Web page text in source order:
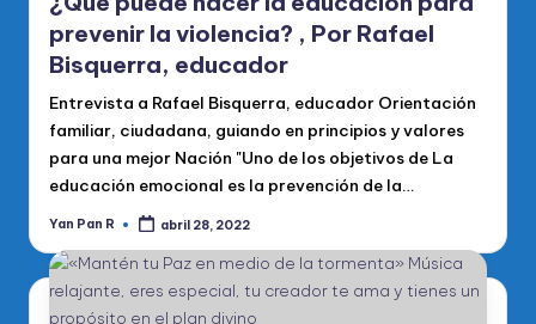
prevenir la violencia? , Por Rafael
Bisquerra, educador
Entrevista a Rafael Bisquerra, educador Orientación
familiar, ciudadana, guiando en principios y valores
para una mejor Nación "Uno de los objetivos de La
educación emocional es la prevención de la…
Publicado
Yan Pan R abril 28, 2022